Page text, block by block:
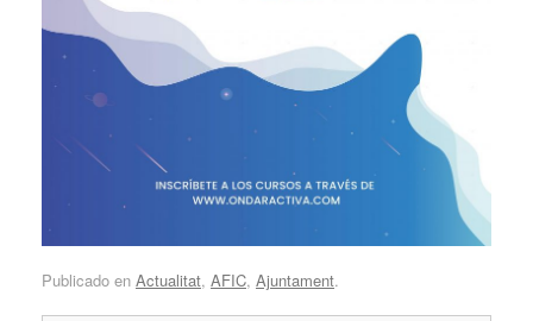
Publicado en Actualitat, AFIC, Ajuntament.